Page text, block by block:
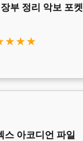
부 정리 악보 포켓
스 아코디언 파일